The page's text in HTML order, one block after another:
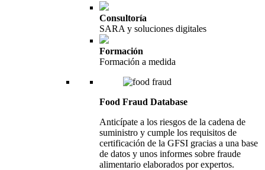
Consultoría
SARA y soluciones digitales
Formación
Formación a medida
Food Fraud Database
Anticípate a los riesgos de la cadena de
suministro y cumple los requisitos de
certificación de la GFSI gracias a una base
de datos y unos informes sobre fraude
alimentario elaborados por expertos.